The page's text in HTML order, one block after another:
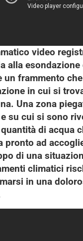
video
alla
un frammento
in cui si
Una zona
e su cui si sono
di acqua
pronto ad
di una
climatici
in una